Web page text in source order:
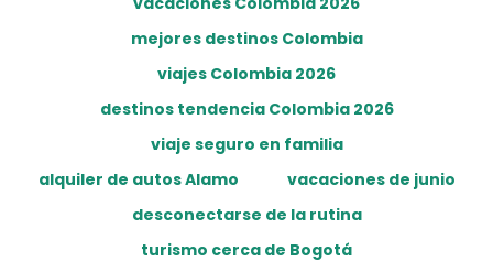
mejores destinos Colombia
viajes Colombia 2026
destinos tendencia Colombia 2026
viaje seguro en familia
alquiler de autos Alamo
vacaciones de junio
desconectarse de la rutina
turismo cerca de Bogotá